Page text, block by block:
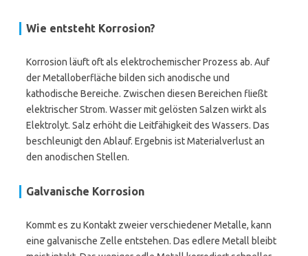
Wie entsteht Korrosion?
Korrosion läuft oft als elektrochemischer Prozess ab. Auf
der Metalloberfläche bilden sich anodische und
kathodische Bereiche. Zwischen diesen Bereichen fließt
elektrischer Strom. Wasser mit gelösten Salzen wirkt als
Elektrolyt. Salz erhöht die Leitfähigkeit des Wassers. Das
beschleunigt den Ablauf. Ergebnis ist Materialverlust an
den anodischen Stellen.
Galvanische Korrosion
Kommt es zu Kontakt zweier verschiedener Metalle, kann
eine galvanische Zelle entstehen. Das edlere Metall bleibt